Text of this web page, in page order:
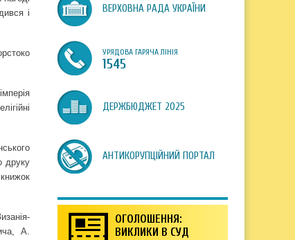
і
друку
А.
ВЕРХОВНА РАДА УКРАЇНИ
УРЯДОВА ГАРЯЧА ЛІНІЯ
1545
ДЕРЖБЮДЖЕТ 2025
АНТИКОРУПЦІЙНИЙ ПОРТАЛ
ОГОЛОШЕННЯ:
ВИКЛИКИ В СУД